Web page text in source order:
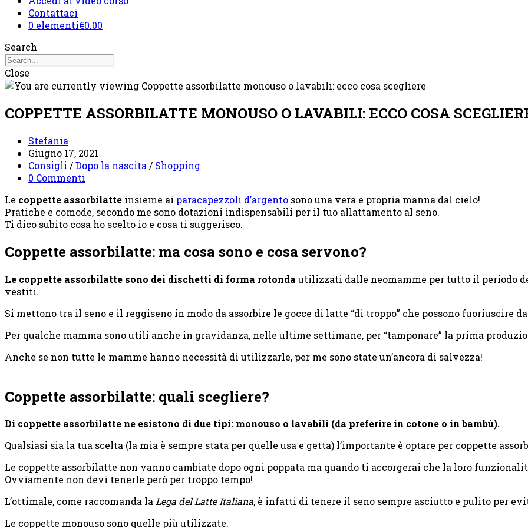
Contattaci
0 elementi€0.00
Search
Close
COPPETTE ASSORBILATTE MONOUSO O LAVABILI: ECCO COSA
Autore
dell'articolo:
Stefania
Articolo
pubblicato:
Giugno 17, 2021
Categoria
dell'articolo:
Consigli /Dopo la nascita / Shopping
Commenti
0 Commenti
Le coppette assorbilatte insieme ai paracapezzoli d’argento sono una vera e propria manna dal cielo!
Pratiche e comode, secondo me sono dotazioni indispensabili per il tuo allattamento al seno.
Ti dico subito cosa ho scelto io e cosa ti suggerisco.
Coppette assorbilatte: ma cosa sono e cosa servono?
Le coppette assorbilatte sono dei dischetti di forma rotonda utilizzati dalle neomamme per tutto il periodo
vestiti.
Si mettono tra il seno e il reggiseno in modo da assorbire le gocce di latte “di troppo” che possono fuoriuscire
Per qualche mamma sono utili anche in gravidanza, nelle ultime settimane, per “tamponare” la prima
Anche se non tutte le mamme hanno necessità di utilizzarle, per me sono state un’ancora di salvezza!
Coppette assorbilatte: quali scegliere?
Di coppette assorbilatte ne esistono di due tipi: monouso o lavabili (da preferire in cotone o in bambù).
Qualsiasi sia la tua scelta (la mia è sempre stata per quelle usa e getta) l’importante è optare per coppette
Le coppette assorbilatte non vanno cambiate dopo ogni poppata ma quando ti accorgerai che la loro
Ovviamente non devi tenerle però per troppo tempo!
L’ottimale, come raccomanda laLega del Latte Italiana, è infatti di tenere il seno sempre asciutto e pulito per
Le coppette monouso sono quelle più utilizzate.